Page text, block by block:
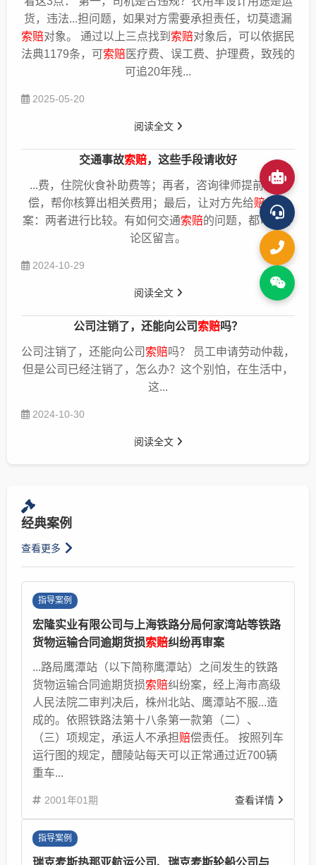
内，向一审法院或被执行人财产所在地的法院提交
《强制执行申请书》申请强制执行。 律师提醒：1.
机动车交通事故发生后，先由交强险在责任限额内
优先赔付（不按责任比例），不足部分由商业三者
人）承担。 2.切勿擅自放弃
生日或定残日）起计算。切勿因协商时间过长而导
致权利失效。 4.可委托律师介入，协助收集证据、
协商谈判、参与诉讼，最大化维护自身权益。
法律服务网 2026-03-26
货，违法...担问题，如果对方需要承担责任，切莫遗漏
索赔对象。 通过以上三点找到 索赔对象后，可以依据民
法典1179条，可索赔医疗费、误工费、护理费，致残的
可追20年残...
2025-05-20
阅读全文
交通事故索赔，这些手段请收好
...费，住院伙食补助费等；再者，咨询律师提前算赔
偿，帮你核算出相关费用；最后，让对方先给赔偿方
案：两者进行比较。有如何交通索赔的问题，都可以评
论区留言。
2024-10-29
阅读全文
公司注销了，还能向公司 索赔吗？
公司注销了，还能向公司 索赔吗？ 员工申请劳动仲裁，
但是公司已经注销了，怎么办？这个别怕，在生活中，
这...
2024-10-30
阅读全文
经典案例
查看更多
指导案例
宏隆实业有限公司与上海铁路分局何家湾站等铁路
货物运输合同逾期货损索赔纠纷再审案
...路局鹰潭站（以下简称鹰潭站）之间发生的铁路
货物运输合同逾期货损索赔纠纷案，经上海市高级
人民法院二审判决后，株州北站、鹰潭站不服...造
成的。依照铁路法第十八条第一款第（二）、
（三）项规定，承运人不承担赔偿责任。 按照列车
运行图的规定，醴陵站每天可以正常通过近700辆
重车...
2001年01期 查看详情
指导案例
瑞克麦斯热那亚航运公司、瑞克麦斯轮船公司与